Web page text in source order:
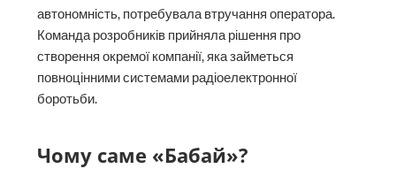
автономність, потребувала втручання оператора.
Команда розробників прийняла рішення про
створення окремої компанії, яка займеться
повноцінними системами радіоелектронної
боротьби.
Чому саме «Бабай»?